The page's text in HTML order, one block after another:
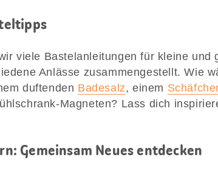
viele Bastelanleitungen für kleine und
Anlässe zusammengestellt. Wie
duftenden Badesalz, einem
Magneten? Lass dich
Gemeinsam Neues entdecken